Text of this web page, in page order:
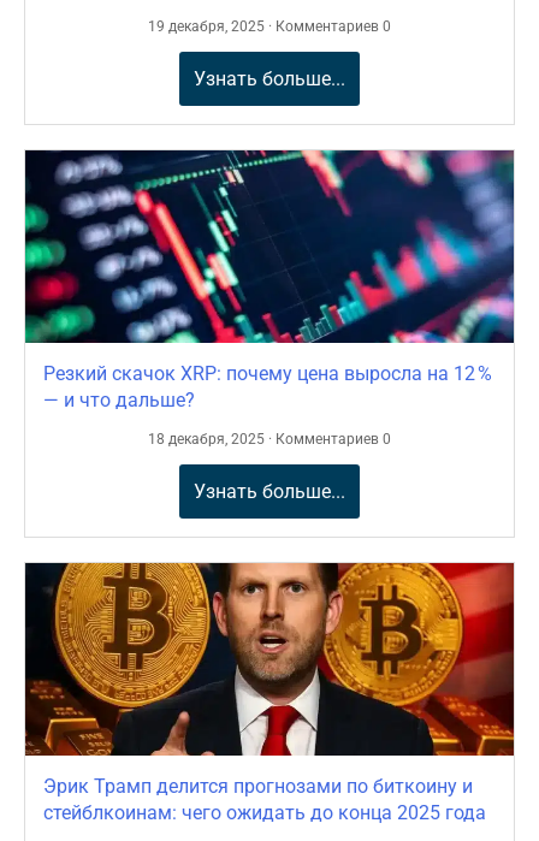
19 декабря, 2025 · Комментариев 0
Узнать больше...
Резкий скачок XRP: почему цена выросла на 12 %
— и что дальше?
18 декабря, 2025 · Комментариев 0
Узнать больше...
Эрик Трамп делится прогнозами по биткоину и
стейблкоинам: чего ожидать до конца 2025 года